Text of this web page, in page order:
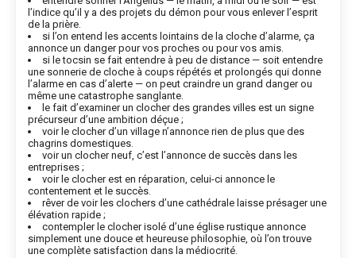
l’indice qu’il y a des projets du démon pour vous enlever l’esprit
de la prière.
si l’on entend les accents lointains de la cloche d’alarme, ça
annonce un danger pour vos proches ou pour vos amis.
si le tocsin se fait entendre à peu de distance — soit entendre
une sonnerie de cloche à coups répétés et prolongés qui donne
l’alarme en cas d’alerte — on peut craindre un grand danger ou
même une catastrophe sanglante.
le fait d’examiner un clocher des grandes villes est un signe
précurseur d’une ambition déçue ;
voir le clocher d’un village n’annonce rien de plus que des
chagrins domestiques.
voir un clocher neuf, c’est l’annonce de succès dans les
entreprises ;
voir le clocher est en réparation, celui-ci annonce le
contentement et le succès.
rêver de voir les clochers d’une cathédrale laisse présager une
élévation rapide ;
contempler le clocher isolé d’une église rustique annonce
simplement une douce et heureuse philosophie, où l’on trouve
une complète satisfaction dans la médiocrité.